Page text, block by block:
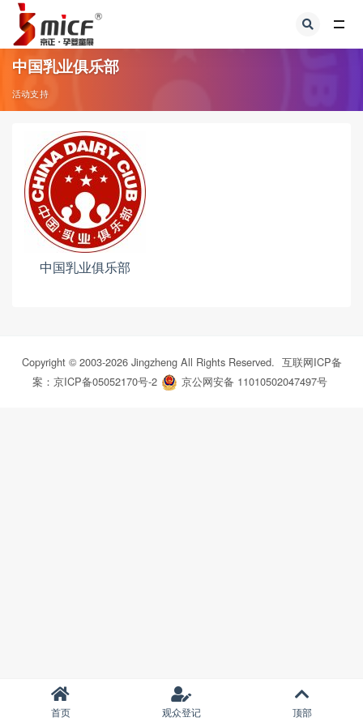
中国乳业俱乐部
活动支持
中国乳业俱乐部
Copyright © 2003-2026Jingzheng All Rights Reserved. 互联网ICP备
案：京ICP备05052170号-2
京公网安备 11010502047497号
首页 观众登记 顶部
全部